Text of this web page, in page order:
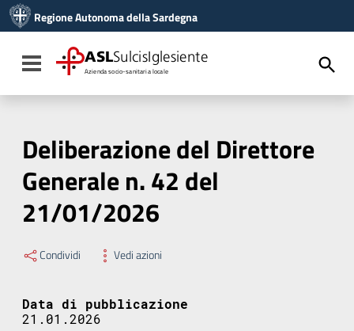
Vai al menu di navigazione
Vai al footer
Regione Autonoma della Sardegna
Toggle navigation
ASLSulcisIglesiente
Azienda socio-sanitaria locale
Deliberazione del Direttore
Generale n. 42 del
21/01/2026
Condividi Vedi azioni
Data di pubblicazione
21.01.2026